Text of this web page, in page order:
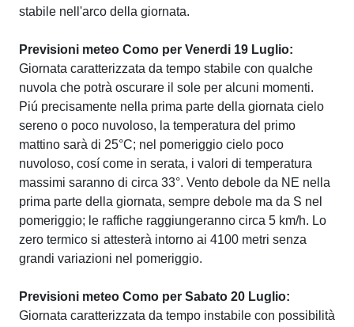
stabile nell'arco della giornata.
Previsioni meteo Como per Venerdi 19 Luglio:
Giornata caratterizzata da tempo stabile con qualche
nuvola che potrà oscurare il sole per alcuni momenti.
Piú precisamente nella prima parte della giornata cielo
sereno o poco nuvoloso, la temperatura del primo
mattino sarà di 25°C; nel pomeriggio cielo poco
nuvoloso, cosí come in serata, i valori di temperatura
massimi saranno di circa 33°. Vento debole da NE nella
prima parte della giornata, sempre debole ma da S nel
pomeriggio; le raffiche raggiungeranno circa 5 km/h. Lo
zero termico si attesterà intorno ai 4100 metri senza
grandi variazioni nel pomeriggio.
Previsioni meteo Como per Sabato 20 Luglio:
Giornata caratterizzata da tempo instabile con possibilità